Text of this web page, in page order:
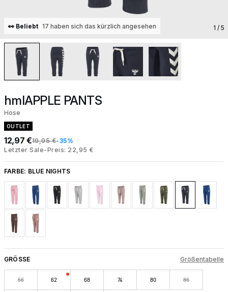
👀 Beliebt 17 haben sich das kürzlich angesehen 1 / 5
hmlAPPLE PANTS
Hose
OUTLET
12,97 €19,95 €-35%
Letzter Sale-Preis: 22,95 €
FARBE: BLUE NIGHTS
GRÖSSE Größentabelle
56 62 68 74 80 86